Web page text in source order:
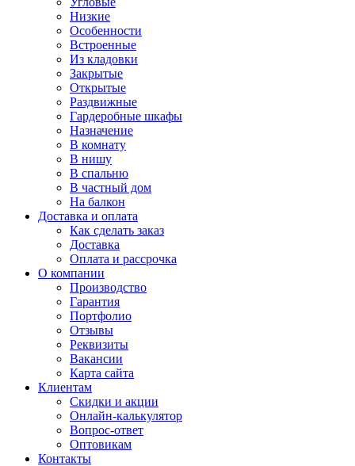
Низкие
Особенности
Встроенные
Из кладовки
Закрытые
Открытые
Раздвижные
Гардеробные шкафы
Назначение
В комнату
В нишу
В спальню
В частный дом
На балкон
Доставка и оплата
Как сделать заказ
Доставка
Оплата и рассрочка
О компании
Производство
Гарантия
Портфолио
Отзывы
Реквизиты
Вакансии
Карта сайта
Клиентам
Скидки и акции
Онлайн-калькулятор
Вопрос-ответ
Оптовикам
Контакты